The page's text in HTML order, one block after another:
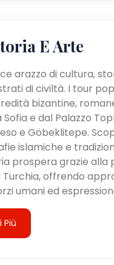
E Arte
arazzo di cultura,
di civiltà. I tour
bizantine,
Sofia e dal Palazzo
e Göbeklitepe.
islamiche e
prospera grazie alla
Turchia, offrendo
umani ed
Più